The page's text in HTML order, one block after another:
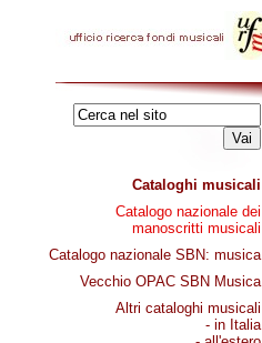
Cataloghi musicali
Catalogo nazionale dei
manoscritti musicali
Catalogo nazionale SBN: musica
Vecchio OPAC SBN Musica
Altri cataloghi musicali
- in Italia